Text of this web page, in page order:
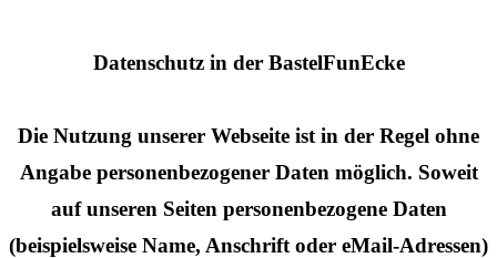
Datenschutz in der BastelFunEcke
Die Nutzung unserer Webseite ist in der Regel ohne
Angabe personenbezogener Daten möglich. Soweit
auf unseren Seiten personenbezogene Daten
(beispielsweise Name, Anschrift oder eMail-Adressen)